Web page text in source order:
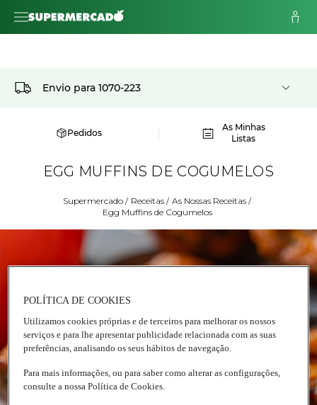
Envio para 1070-223
Pedidos
As Minhas
Listas
EGG MUFFINS DE COGUMELOS
Supermercado / Receitas / As Nossas Receitas /
Egg Muffins de Cogumelos
POLÍTICA DE COOKIES
Utilizamos cookies próprias e de terceiros para melhorar os nossos
serviços e para lhe apresentar publicidade relacionada com as suas
preferências, analisando os seus hábitos de navegação.
Para mais informações, ou para saber como alterar as configurações,
consulte a nossa Política de Cookies.